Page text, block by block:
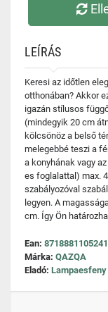
LEÍRÁS
Keresi az időtlen
otthonában? Akkor
igazán stílusos
(mindegyik 20 cm
kölcsönöz a belső
melegebbé teszi a
a konyhának vagy
es foglalattal) max.
szabályozóval
legyen. A
cm. Így Ön
Ean: 8718881105241
Márka: QAZQA
Eladó: Lampaesfeny